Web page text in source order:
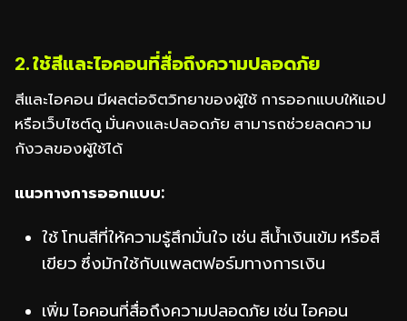
2. ใช้สีและไอคอนที่สื่อถึงความปลอดภัย
สีและไอคอน มีผลต่อจิตวิทยาของผู้ใช้ การออกแบบให้แอป
หรือเว็บไซต์ดู มั่นคงและปลอดภัย สามารถช่วยลดความ
กังวลของผู้ใช้ได้
แนวทางการออกแบบ:
ใช้ โทนสีที่ให้ความรู้สึกมั่นใจ เช่น สีน้ำเงินเข้ม หรือสี
เขียว ซึ่งมักใช้กับแพลตฟอร์มทางการเงิน
เพิ่ม ไอคอนที่สื่อถึงความปลอดภัย เช่น ไอคอน